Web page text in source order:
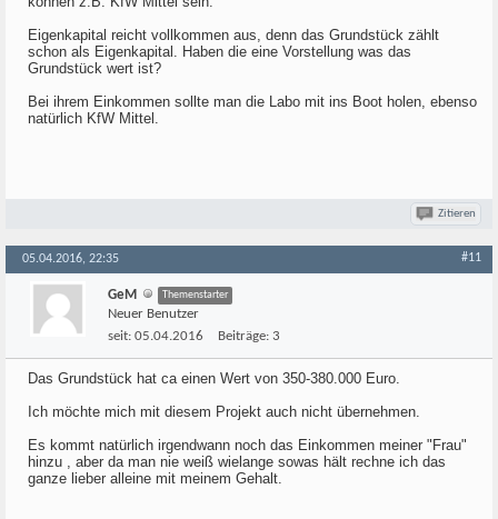
Eigenkapital reicht vollkommen aus, denn das Grundstück zählt
schon als Eigenkapital. Haben die eine Vorstellung was das
Grundstück wert ist?
Bei ihrem Einkommen sollte man die Labo mit ins Boot holen, ebenso
natürlich KfW Mittel.
Zitieren
05.04.2016, 22:35 #11
GeM Themenstarter
Neuer Benutzer
seit: 05.04.2016 Beiträge: 3
Das Grundstück hat ca einen Wert von 350-380.000 Euro.
Ich möchte mich mit diesem Projekt auch nicht übernehmen.
Es kommt natürlich irgendwann noch das Einkommen meiner "Frau"
hinzu , aber da man nie weiß wielange sowas hält rechne ich das
ganze lieber alleine mit meinem Gehalt.